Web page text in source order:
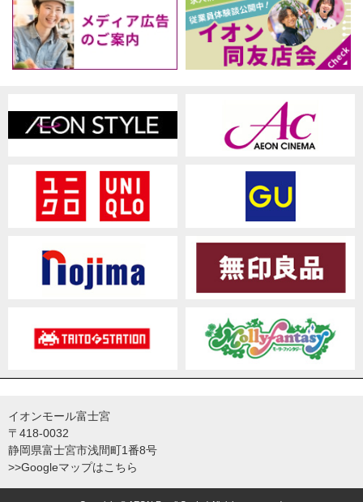
イオンモール富士宮
〒418-0032
静岡県富士宮市浅間町1番8号
>>Googleマップはこちら